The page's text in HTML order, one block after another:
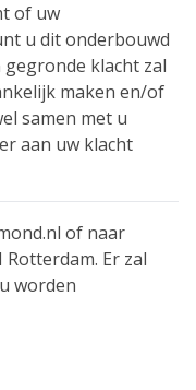
of uw
u dit onderbouwd
klacht zal
maken en/of
samen met u
aan uw klacht
of naar
Rotterdam. Er zal
worden